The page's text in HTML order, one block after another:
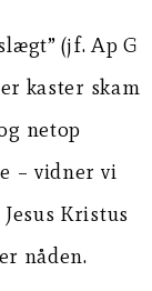
(jf. Ap G
kaster skam
netop
– vidner vi
Kristus
nåden.